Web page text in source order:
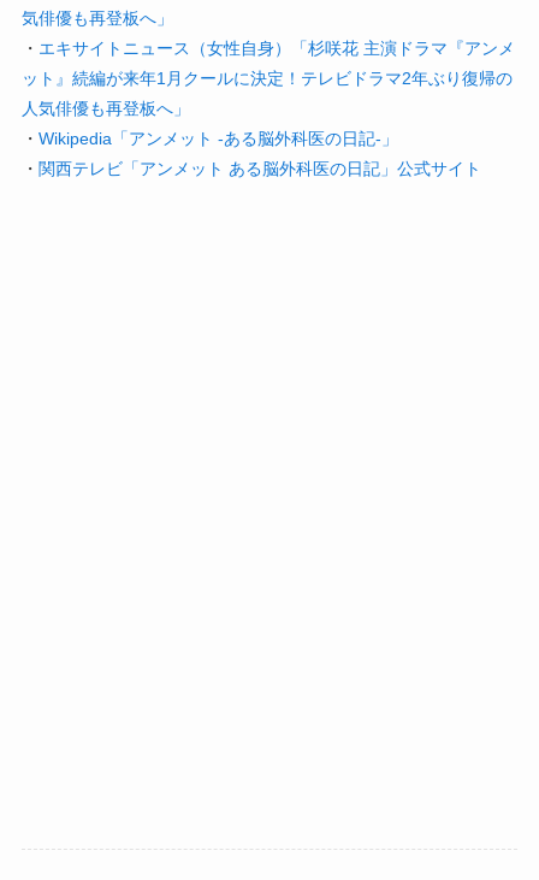
気俳優も再登板へ」
・ エキサイトニュース（女性自身）「杉咲花 主演ドラマ『アンメ
ット』続編が来年1月クールに決定！テレビドラマ2年ぶり復帰の
人気俳優も再登板へ」
・ Wikipedia「アンメット -ある脳外科医の日記-」
・ 関西テレビ「アンメット ある脳外科医の日記」公式サイト